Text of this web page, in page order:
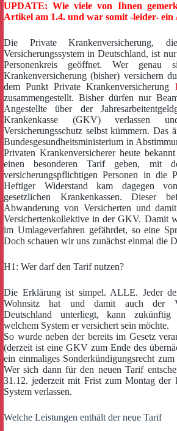
UPDATE: Wie viele von Ihnen
Artikel am 1.4. und war somit -leider- ein
Die Private Krankenversicherung,
Versicherungssystem in Deutschland, ist
Personenkreis geöffnet. Wer
Krankenversicherung (bisher) versichern
dem Punkt Private Krankenversicherung
zusammengestellt. Bisher dürfen nur
Angestellte über der
Krankenkasse (GKV) verlassen
Versicherungsschutz selbst kümmern. Das
Bundesgesundheitsministerium in
Privaten Krankenversicherer heute
einen besonderen Tarif geben, mit
versicherungspflichtigen Personen in die
Heftiger Widerstand kam dagegen
gesetzlichen Krankenkassen. Dieser
Abwanderung von Versicherten und
Versichertenkollektive in der GKV. Damit
im Umlageverfahren gefährdet, so eine
Doch schauen wir uns zunächst einmal die
H1: Wer darf den Tarif nutzen?
Die Erklärung ist simpel. ALLE. Jeder
Wohnsitz hat und damit auch der
Deutschland unterliegt, kann zukünftig
welchem System er versichert sein möchte.
So wurde neben der bereits im Gesetz
(derzeit ist eine GKV zum Ende des
ein einmaliges Sonderkündigungsrecht
Wer sich dann für den neuen Tarif
31.12. jederzeit mit Frist zum Montag der
System verlassen.
Welche Leistungen enthält der neue Tarif